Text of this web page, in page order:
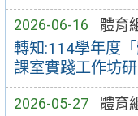
2026-06-16 體育
轉知:114學年度
課室實踐工作坊
2026-05-27 體育